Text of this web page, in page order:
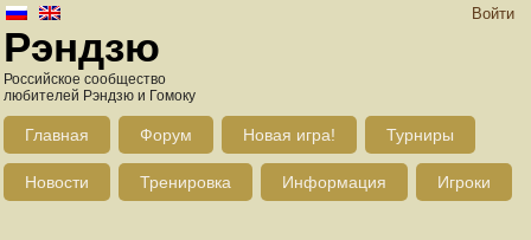
Войти
Рэндзю
Российское сообщество
любителей Рэндзю и Гомоку
Главная Форум Новая игра! Турниры
Новости Тренировка Информация Игроки